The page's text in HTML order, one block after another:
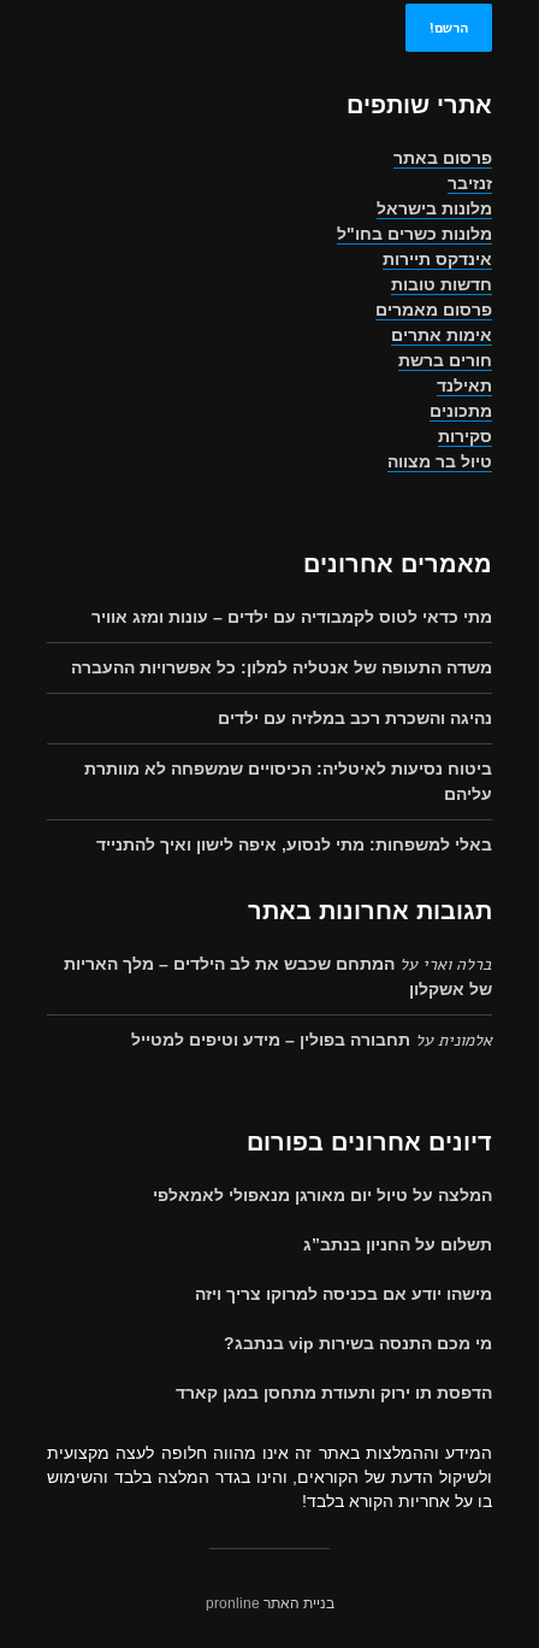
אתרי שותפים
פרסום באתר
זנזיבר
מלונות בישראל
מלונות כשרים בחו"ל
אינדקס תיירות
חדשות טובות
פרסום מאמרים
אימות אתרים
חורים ברשת
תאילנד
מתכונים
סקירות
טיול בר מצווה
מאמרים אחרונים
מתי כדאי לטוס לקמבודיה עם ילדים – עונות ומזג אוויר
משדה התעופה של אנטליה למלון: כל אפשרויות ההעברה
נהיגה והשכרת רכב במלזיה עם ילדים
ביטוח נסיעות לאיטליה: הכיסויים שמשפחה לא מוותרת
עליהם
באלי למשפחות: מתי לנסוע, איפה לישון ואיך להתנייד
תגובות אחרונות באתר
ברלה וארי על המתחם שכבש את לב הילדים – מלך האריות
של אשקלון
אלמוניתעל תחבורה בפולין – מידע וטיפים למטייל
דיונים אחרונים בפורום
המלצה על טיול יום מאורגן מנאפולי לאמאלפי
תשלום על החניון בנתב”ג
מישהו יודע אם בכניסה למרוקו צריך ויזה
מי מכם התנסה בשירות vip בנתבג?
הדפסת תו ירוק ותעודת מתחסן במגן קארד
המידע וההמלצות באתר זה אינו מהווה חלופה לעצה מקצועית
ולשיקול הדעת של הקוראים, והינו בגדר המלצה בלבד והשימוש
בו על אחריות הקורא בלבד!
בניית האתר pronline